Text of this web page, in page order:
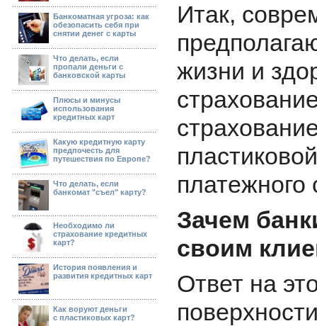
Банкоматная угроза: как
обезопасить себя при
снятии денег с карты
Что делать, если
пропали деньги с
банковской карты
Плюсы и минусы
использования
кредитных карт
Какую кредитную карту
предпочесть для
путешествия по Европе?
Что делать, если
банкомат "съел" карту?
Необходимо ли
страхование кредитных
карт?
История появления и
развития кредитных карт
Как воруют деньги
с пластиковых карт?
Итак,
жизни и
платежного
Зачем
своим
Ответ на